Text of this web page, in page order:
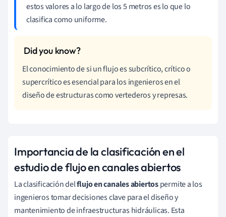
estos valores a lo largo de los 5 metros es lo que lo
clasifica como uniforme.
El conocimiento de si un flujo es subcrítico, crítico o
supercrítico es esencial para los ingenieros en el
diseño de estructuras como vertederos y represas.
Importancia de la clasificación en el
estudio de flujo en canales abiertos
La clasificación delflujo en canales abiertospermite a los
ingenieros tomar decisiones clave para el diseño y
mantenimiento de infraestructuras hidráulicas. Esta